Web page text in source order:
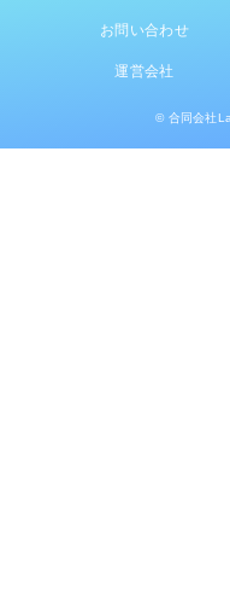
お問い合わせ
運営会社
© 合同会社